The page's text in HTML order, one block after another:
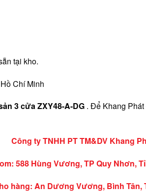
tại kho.
Chí Minh
3 cửa ZXY48-A-DG . Để Khang
Công ty TNHH PT TM&DV Khang
588 Hùng Vương, TP Quy Nhơn,
hàng: An Dương Vương, Bình Tân,